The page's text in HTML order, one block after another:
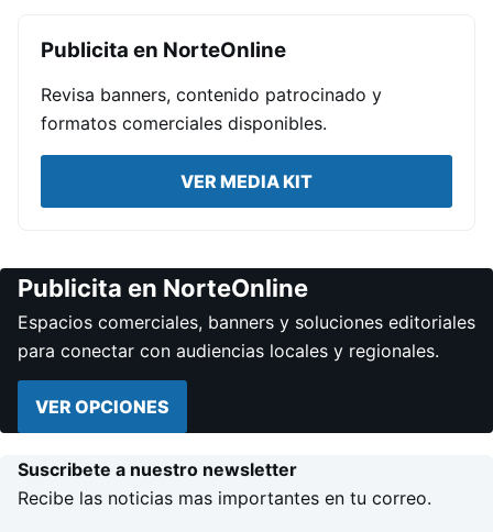
Publicita en NorteOnline
Revisa banners, contenido patrocinado y
formatos comerciales disponibles.
VER MEDIA KIT
Publicita en NorteOnline
Espacios comerciales, banners y soluciones editoriales
para conectar con audiencias locales y regionales.
VER OPCIONES
Suscribete a nuestro newsletter
Recibe las noticias mas importantes en tu correo.